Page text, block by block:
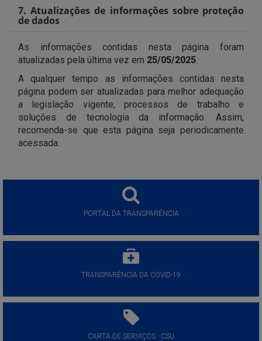
7. Atualizações de informações sobre proteção
de dados
As informações contidas nesta página foram
atualizadas pela última vez em 25/05/2025.
A qualquer tempo as informações contidas nesta
página podem ser atualizadas para melhor adequação
a legislação vigente, processos de trabalho e
soluções de tecnologia da informação. Assim,
recomenda-se que esta página seja periodicamente
acessada.
PORTAL DA TRANSPARÊNCIA
TRANSPARÊNCIA DA COVID-19
CARTA DE SERVIÇOS - CSU